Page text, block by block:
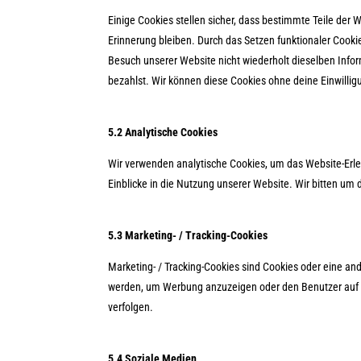
Einige Cookies stellen sicher, dass bestimmte Teile
Erinnerung bleiben. Durch das Setzen funktionaler
Besuch unserer Website nicht wiederholt dieselben
bezahlst. Wir können diese Cookies ohne deine
5.2 Analytische Cookies
Wir verwenden analytische Cookies, um das Website-
Einblicke in die Nutzung unserer Website. Wir bitten
5.3 Marketing- / Tracking-Cookies
Marketing- / Tracking-Cookies sind Cookies oder eine
werden, um Werbung anzuzeigen oder den Benutzer
verfolgen.
5.4 Soziale Medien